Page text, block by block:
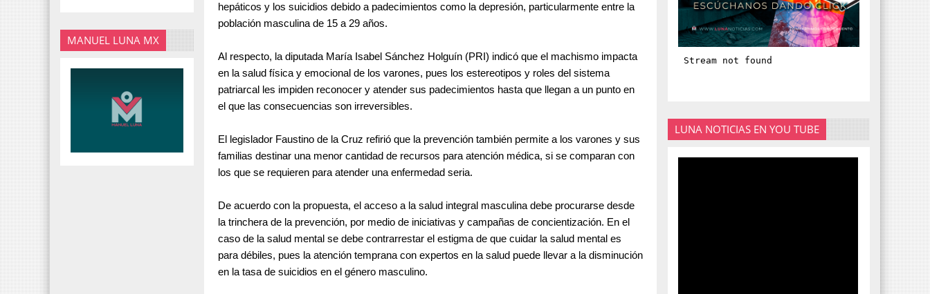
MANUEL LUNA MX
hepáticos y los suicidios debido a padecimientos como la depresión, particularmente entre la
población masculina de 15 a 29 años.
Al respecto, la diputada María Isabel Sánchez Holguín (PRI) indicó que el machismo impacta
en la salud física y emocional de los varones, pues los estereotipos y roles del sistema
patriarcal les impiden reconocer y atender sus padecimientos hasta que llegan a un punto en
el que las consecuencias son irreversibles.
El legislador Faustino de la Cruz refirió que la prevención también permite a los varones y sus
familias destinar una menor cantidad de recursos para atención médica, si se comparan con
los que se requieren para atender una enfermedad seria.
De acuerdo con la propuesta, el acceso a la salud integral masculina debe procurarse desde
la trinchera de la prevención, por medio de iniciativas y campañas de concientización. En el
caso de la salud mental se debe contrarrestar el estigma de que cuidar la salud mental es
para débiles, pues la atención temprana con expertos en la salud puede llevar a la disminución
en la tasa de suicidios en el género masculino.
LUNA NOTICIAS EN YOU TUBE